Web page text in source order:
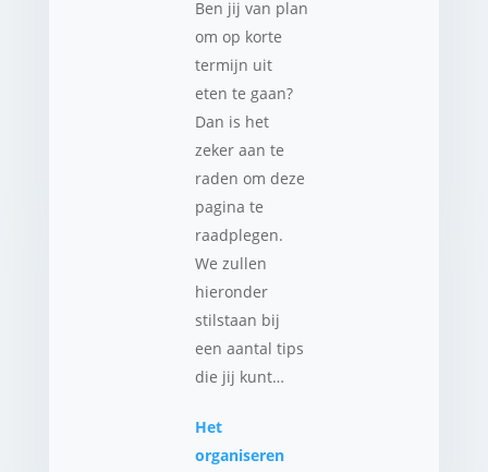
Ben jij van plan
om op korte
termijn uit
eten te gaan?
Dan is het
zeker aan te
raden om deze
pagina te
raadplegen.
We zullen
hieronder
stilstaan bij
een aantal tips
die jij kunt…
Het
organiseren